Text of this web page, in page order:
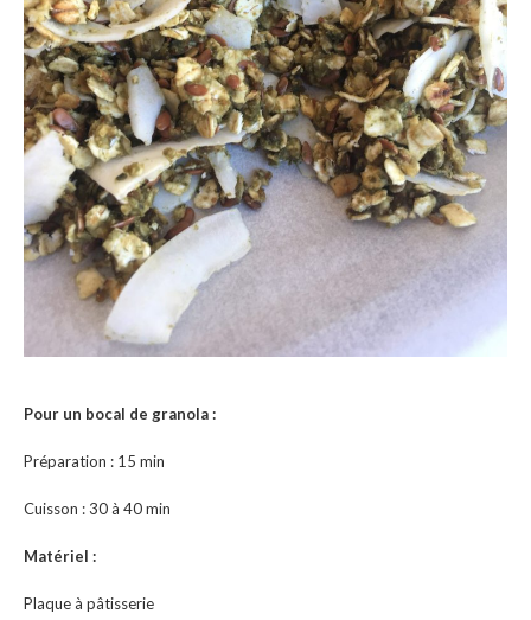
Pour un bocal de granola :
Préparation : 15 min
Cuisson : 30 à 40 min
Matériel :
Plaque à pâtisserie